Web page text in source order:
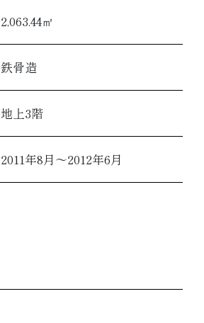
2,063.44㎡
鉄骨造
地上3階
2011年8月～2012年6月